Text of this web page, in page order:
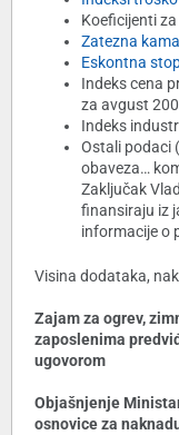
Koeficijenti
Zatezna
Eskontna
Indeks cena
za avgust
Indeks
Ostali podaci (
obaveza…
Zaključak
finansiraju iz
informacije o
Visina dodataka,
Zajam za ogrev,
zaposlenima
ugovorom
Objašnjenje
osnovice za